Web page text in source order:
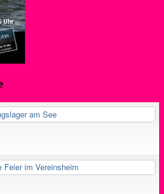
am See
Feier im Vereinsheim